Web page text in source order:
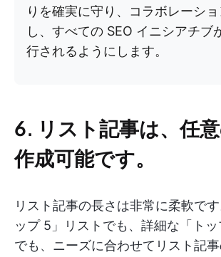
りを確実に守り、コラボレーシ
し、すべての SEO イニシアチブ
行されるようにします。
6. リスト記事は、任
作成可能です。
リスト記事の長さは非常に柔軟で
ップ 5」リストでも、詳細な「ト
でも、ニーズに合わせてリスト記